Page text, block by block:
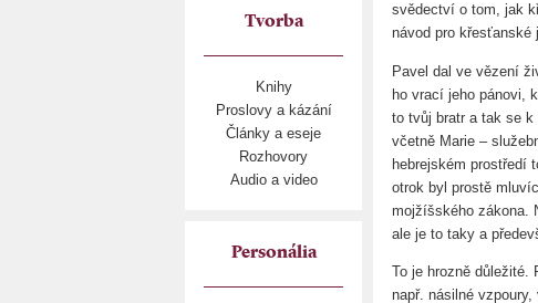
Tvorba
Knihy
Proslovy a kázání
Články a eseje
Rozhovory
Audio a video
Personália
svědectví o tom, jak
návod pro křesťanské
Pavel dal ve vězení
ho vrací jeho pánovi,
to tvůj bratr a tak se
včetně Marie –
hebrejském prostředí
otrok byl prostě
mojžíšského zákona.
ale je to taky a
To je hrozně důležité.
např. násilné